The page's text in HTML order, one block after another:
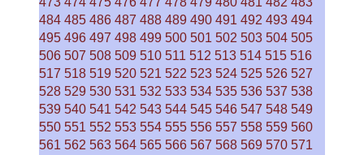
484 485 486 487 488 489 490 491 492 493 494
495 496 497 498 499 500 501 502 503 504 505
506 507 508 509 510 511 512 513 514 515 516
517 518 519 520 521 522 523 524 525 526 527
528 529 530 531 532 533 534 535 536 537 538
539 540 541 542 543 544 545 546 547 548 549
550 551 552 553 554 555 556 557 558 559 560
561 562 563 564 565 566 567 568 569 570 571